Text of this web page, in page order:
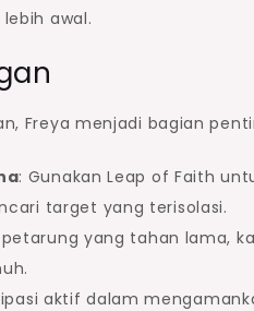
awal.
Freya menjadi bagian
: Gunakan Leap of Faith
target yang terisolasi.
petarung yang tahan lama,
aktif dalam